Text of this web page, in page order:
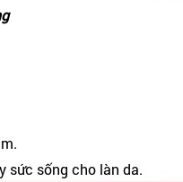
sức sống cho làn da.